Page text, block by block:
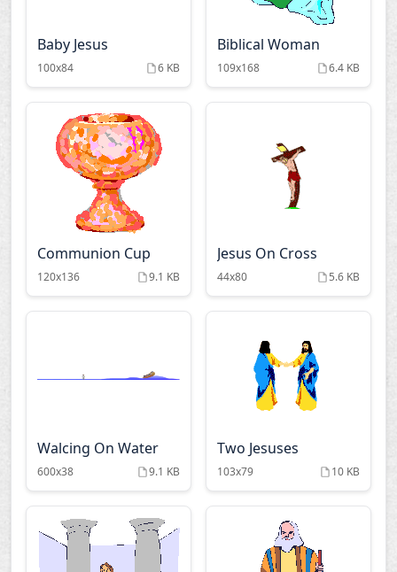
Baby Jesus
100x84 6 KB
Biblical Woman
109x168 6.4 KB
Communion Cup
120x136 9.1 KB
Jesus On Cross
44x80 5.6 KB
Walcing On Water
600x38 9.1 KB
Two Jesuses
103x79 10 KB